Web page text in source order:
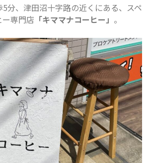
町南のLintos café×glico赤ちゃん向け
防災セミナー開催
で優勝を果たしたママリフター きっ
かけは産後ダイエット
女性の自由な働き方を求めて…「子育
てと仕事の両立」の実現を目指す米粉
ワッフルクレープ「+naturi」（プラス
ナチュリ）
最近のコメント
表示できるコメントはありません。
アーカイブ
分、津田沼十字路の近くにある、スペ
専門店 「キママナコーヒー」 。